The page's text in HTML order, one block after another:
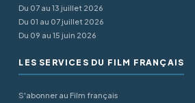
Du 07 au 13 juillet 2026
Du 01 au 07 juillet 2026
Du 09 au 15 juin 2026
LES SERVICES DU FILM FRANÇAIS
S'abonner au Film français